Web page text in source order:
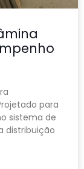
para
sistema de
distribuição